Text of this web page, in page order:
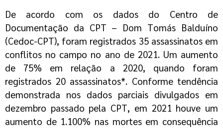
De acordo com os dados do Centro de
Documentação da CPT – Dom Tomás Balduíno
(Cedoc-CPT), foram registrados 35 assassinatos em
conflitos no campo no ano de 2021. Um aumento
de 75% em relação a 2020, quando foram
registrados 20 assassinatos*. Conforme tendência
demonstrada nos dados parciais divulgados em
dezembro passado pela CPT, em 2021 houve um
aumento de 1.100% nas mortes em consequência